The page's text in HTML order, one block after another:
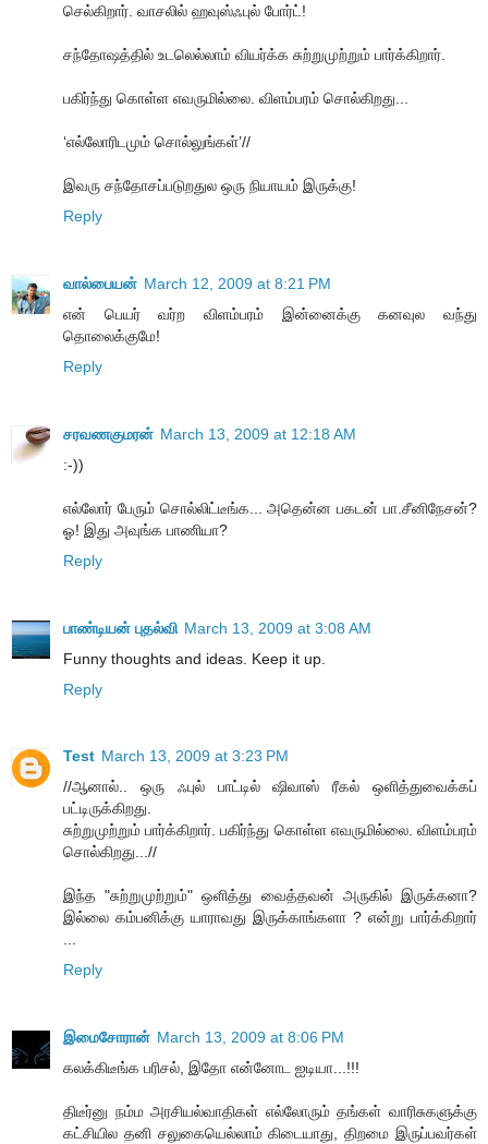
செல்கிறார். வாசலில் ஹவுஸ்ஃபுல் போர்ட்!
சந்தோஷத்தில் உடலெல்லாம் வியர்க்க சுற்றுமுற்றும் பார்க்கிறார்.
பகிர்ந்து கொள்ள எவருமில்லை. விளம்பரம் சொல்கிறது...
‘எல்லோரிடமும் சொல்லுங்கள்’//
இவரு சந்தோசப்படுறதுல ஒரு நியாயம் இருக்கு!
Reply
வால்பையன் March 12, 2009 at 8:21 PM
என் பெயர் வர்ற விளம்பரம் இன்னைக்கு கனவுல வந்து
தொலைக்குமே!
Reply
சரவணகுமரன் March 13, 2009 at 12:18 AM
:-))
எல்லோர் பேரும் சொல்லிட்டீங்க... அதென்ன பகடன் பா.சீனிநேசன்?
ஓ! இது அவுங்க பாணியா?
Reply
பாண்டியன் புதல்வி March 13, 2009 at 3:08 AM
Funny thoughts and ideas. Keep it up.
Reply
Test March 13, 2009 at 3:23 PM
//ஆனால்.. ஒரு ஃபுல் பாட்டில் ஷிவாஸ் ரீகல் ஒளித்துவைக்கப்
பட்டிருக்கிறது.
சுற்றுமுற்றும் பார்க்கிறார். பகிர்ந்து கொள்ள எவருமில்லை. விளம்பரம்
சொல்கிறது...//
இந்த "சுற்றுமுற்றும்" ஒளித்து வைத்தவன் அருகில் இருக்கனா?
இல்லை கம்பனிக்கு யாராவது இருக்காங்களா ? என்று பார்க்கிறார்
...
Reply
இமைசோரான் March 13, 2009 at 8:06 PM
கலக்கிடீங்க பரிசல், இதோ என்னோட ஐடியா...!!!
திடீர்னு நம்ம அரசியல்வாதிகள் எல்லோரும் தங்கள் வாரிசுகளுக்கு
கட்சியில தனி சலுகையெல்லாம் கிடையாது, திறமை இருப்பவர்கள்